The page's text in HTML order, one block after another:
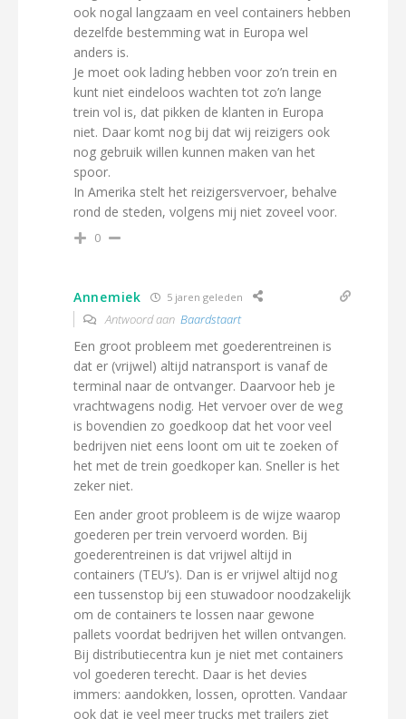
ook nogal langzaam en veel containers hebben
dezelfde bestemming wat in Europa wel
anders is.
Je moet ook lading hebben voor zo’n trein en
kunt niet eindeloos wachten tot zo’n lange
trein vol is, dat pikken de klanten in Europa
niet. Daar komt nog bij dat wij reizigers ook
nog gebruik willen kunnen maken van het
spoor.
In Amerika stelt het reizigersvervoer, behalve
rond de steden, volgens mij niet zoveel voor.
0
Annemiek 5 jaren geleden
Antwoord aan Baardstaart
Een groot probleem met goederentreinen is
dat er (vrijwel) altijd natransport is vanaf de
terminal naar de ontvanger. Daarvoor heb je
vrachtwagens nodig. Het vervoer over de weg
is bovendien zo goedkoop dat het voor veel
bedrijven niet eens loont om uit te zoeken of
het met de trein goedkoper kan. Sneller is het
zeker niet.
Een ander groot probleem is de wijze waarop
goederen per trein vervoerd worden. Bij
goederentreinen is dat vrijwel altijd in
containers (TEU’s). Dan is er vrijwel altijd nog
een tussenstop bij een stuwadoor noodzakelijk
om de containers te lossen naar gewone
pallets voordat bedrijven het willen ontvangen.
Bij distributiecentra kun je niet met containers
vol goederen terecht. Daar is het devies
immers: aandokken, lossen, oprotten. Vandaar
ook dat je veel meer trucks met trailers ziet